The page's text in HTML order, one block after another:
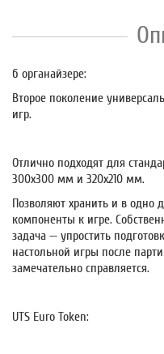
б органайзере:
Второе поколение
игр.
Отлично подходят для
300х300 мм и 320х210 мм.
Позволяют хранить и в одно
компоненты к игре.
задача — упростить
настольной игры после
замечательно справляется.
UTS Euro Token: